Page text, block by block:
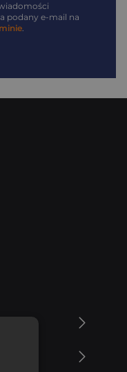
podany e-mail na
.